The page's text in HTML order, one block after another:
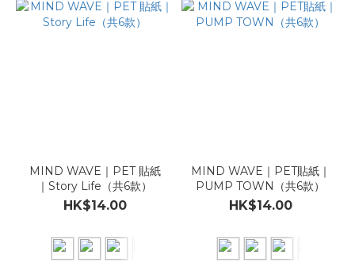
MIND WAVE｜PET 貼紙
｜Story Life（共6款）
HK$14.00
MIND WAVE｜PET貼紙｜
PUMP TOWN（共6款）
HK$14.00